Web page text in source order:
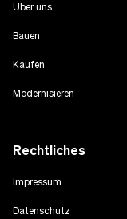
Über uns
Bauen
Kaufen
Modernisieren
Rechtliches
Impressum
Datenschutz